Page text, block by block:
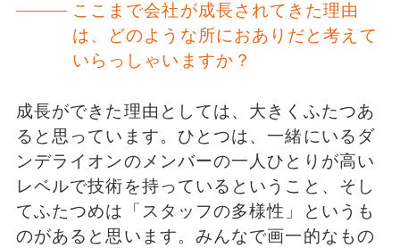
ここまで会社が成長されてきた理由
は、どのような所におありだと考えて
いらっしゃいますか？
成長ができた理由としては、大きくふたつあ
ると思っています。ひとつは、一緒にいるダ
ンデライオンのメンバーの一人ひとりが高い
レベルで技術を持っているということ、そし
てふたつめは「スタッフの多様性」というも
のがあると思います。みんなで画一的なもの